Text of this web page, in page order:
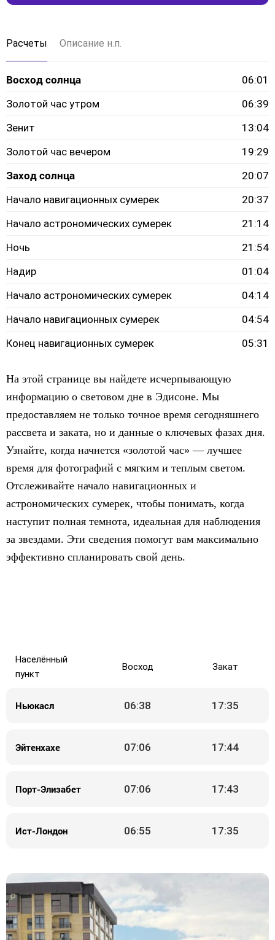
Расчеты Описание н.п.
Восход солнца
06:01
Золотой час утром
06:39
Зенит
13:04
Золотой час вечером
19:29
Заход солнца
20:07
Начало навигационных сумерек
20:37
Начало астрономических сумерек
21:14
Ночь
21:54
Надир
01:04
Начало астрономических сумерек
04:14
Начало навигационных сумерек
04:54
Конец навигационных сумерек
05:31
На этой странице вы найдете исчерпывающую
информацию о световом дне в Эдисоне. Мы
предоставляем не только точное время сегодняшнего
рассвета и заката, но и данные о ключевых фазах дня.
Узнайте, когда начнется «золотой час» — лучшее
время для фотографий с мягким и теплым светом.
Отслеживайте начало навигационных и
астрономических сумерек, чтобы понимать, когда
наступит полная темнота, идеальная для наблюдения
за звездами. Эти сведения помогут вам максимально
эффективно спланировать свой день.
Населённый
пункт
Восход Закат
Ньюкасл 06:38 17:35
Эйтенхахе 07:06 17:44
Порт-Элизабет 07:06 17:43
Ист-Лондон 06:55 17:35